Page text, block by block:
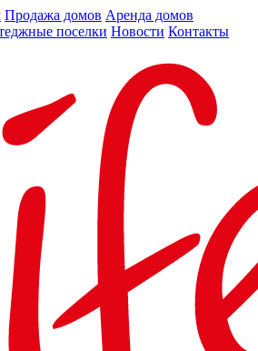
Продажа домов Аренда домов
поселки Новости Контакты